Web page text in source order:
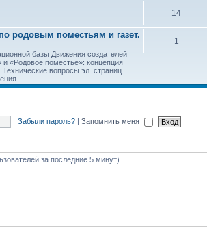
14
родовым поместьям и газет.
базы Движения создателей
«Родовое поместье»: концепция
вопросы эл. страниц
1
Забыли пароль? | Запомнить меня
за последние 5 минут)